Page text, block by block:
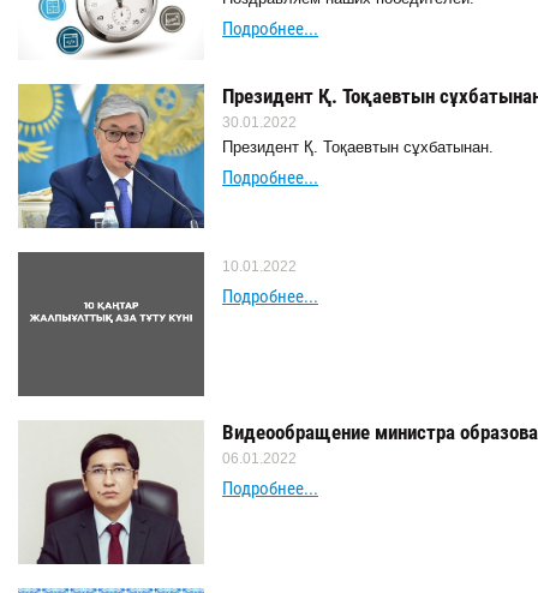
Подробнее...
Президент Қ. Тоқаевтын
30.01.2022
Президент Қ. Тоқаевтын сұхбатынан.
Подробнее...
10.01.2022
Подробнее...
Видеообращение министра
06.01.2022
Подробнее...